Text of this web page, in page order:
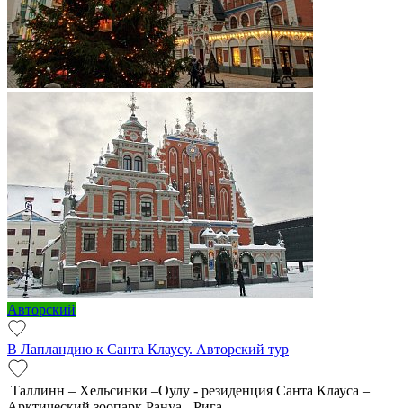
Авторский
В Лапландию к Санта Клаусу. Авторский тур
Таллинн – Хельсинки –Оулу - резиденция Санта Клауса –